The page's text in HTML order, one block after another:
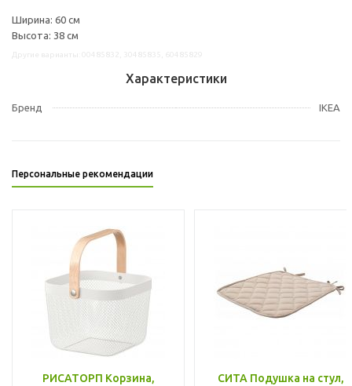
Ширина: 60 см
Высота: 38 см
Характеристики
Бренд IKEA
Персональные рекомендации
РИСАТОРП Корзина,
СИТА Подушка на стул,